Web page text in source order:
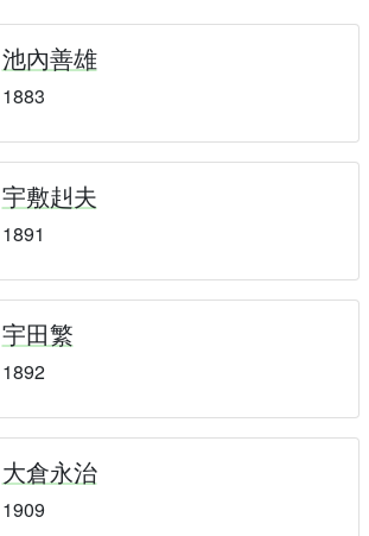
池內善雄
1883
宇敷赳夫
1891
宇田繁
1892
大倉永治
1909